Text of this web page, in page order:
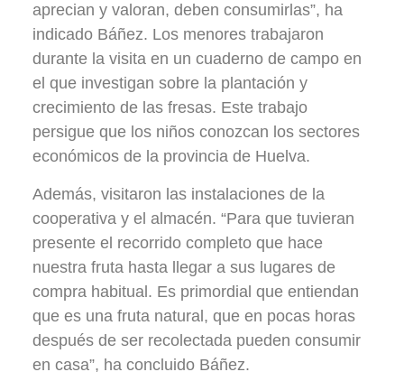
aprecian y valoran, deben consumirlas”, ha
indicado Báñez. Los menores trabajaron
durante la visita en un cuaderno de campo en
el que investigan sobre la plantación y
crecimiento de las fresas. Este trabajo
persigue que los niños conozcan los sectores
económicos de la provincia de Huelva.
Además, visitaron las instalaciones de la
cooperativa y el almacén. “Para que tuvieran
presente el recorrido completo que hace
nuestra fruta hasta llegar a sus lugares de
compra habitual. Es primordial que entiendan
que es una fruta natural, que en pocas horas
después de ser recolectada pueden consumir
en casa”, ha concluido Báñez.